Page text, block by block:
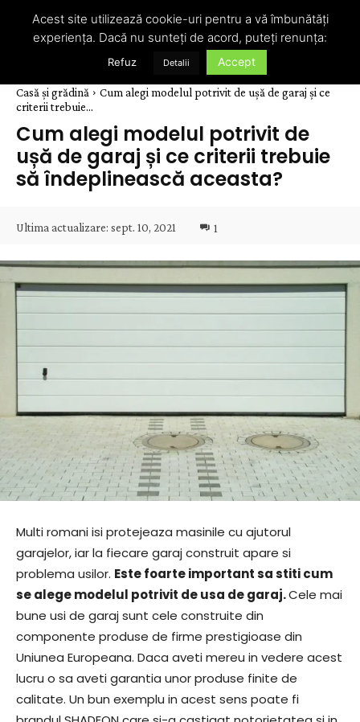
Casă și grădină
Cum alegi modelul potrivit de ușă de garaj și ce
criterii trebuie...
Cum alegi modelul potrivit de
ușă de garaj și ce criterii trebuie
să îndeplinească aceasta?
Ultima actualizare: sept. 10, 2021 1
Multi romani isi protejeaza masinile cu ajutorul
garajelor, iar la fiecare garaj construit apare si
problema usilor. Este foarte important sa stiti cum
se alege modelul potrivit de usa de garaj.Cele mai
bune usi de garaj sunt cele construite din
componente produse de firme prestigioase din
Uniunea Europeana. Daca aveti mereu in vedere acest
lucru o sa aveti garantia unor produse finite de
calitate. Un bun exemplu in acest sens poate fi
Acest site utilizează cookie-uri pentru a vă îmbunătăți
experiența. Dacă nu sunteți de acord, puteți renunța:
Refuz Detalii Accept